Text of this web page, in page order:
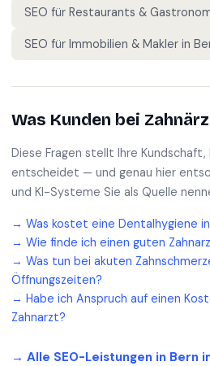
SEO für Restaurants &
SEO für Immobilien & Makler in
Was Kunden bei
Diese Fragen stellt Ihre Kundschaft,
entscheidet — und genau hier
und KI-Systeme Sie als Quelle
→ Was kostet eine Dentalhygiene
→ Wie finde ich einen guten
→ Was tun bei akuten
Öffnungszeiten?
→ Habe ich Anspruch auf einen
Zahnarzt?
→ Alle SEO-Leistungen in Bern